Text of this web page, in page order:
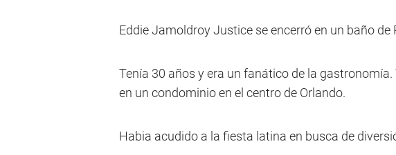
Eddie Jamoldroy Justice se encerró en un baño
Tenía 30 años y era un fanático de la
en un condominio en el centro de Orlando.
Habia acudido a la fiesta latina en busca de